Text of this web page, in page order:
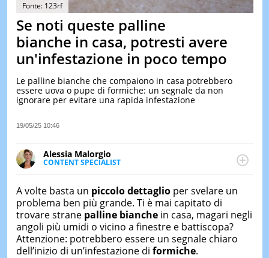
&
TEST
DI
IERI
Fonte: 123rf
Se noti queste palline
bianche in casa, potresti avere
un'infestazione in poco tempo
Le palline bianche che compaiono in casa potrebbero
essere uova o pupe di formiche: un segnale da non
ignorare per evitare una rapida infestazione
19/05/25 10:46
Alessia Malorgio
CONTENT SPECIALIST
Ha conseguito un Master in Marketing Management
occupa della creazione di contenuti in ottica SEO e
dello sviluppo di strategie marketing attraverso
canali digitali.
A volte basta un piccolo dettaglioper svelare un
problema ben più grande. Ti è mai capitato di
trovare strane palline bianchein casa, magari negli
angoli più umidi o vicino a finestre e battiscopa?
Attenzione: potrebbero essere un segnale chiaro
dell’inizio di un’infestazione di formiche.